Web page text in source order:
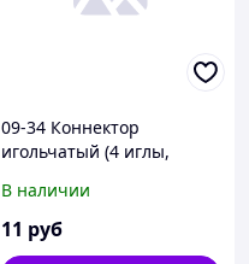
09-34 Коннектор
игольчатый (4 иглы,
220В светодиодной
ленты, smd 5050, 60Д/м,
RGB
В наличии
11 руб